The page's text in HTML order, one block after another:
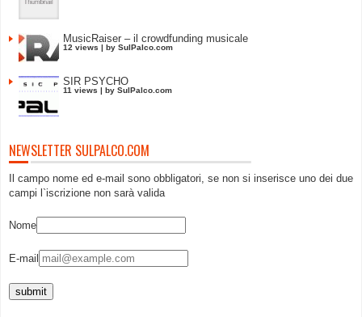
MusicRaiser – il crowdfunding musicale
12 views | by SulPalco.com
SIR PSYCHO
11 views | by SulPalco.com
NEWSLETTER SULPALCO.COM
Il campo nome ed e-mail sono obbligatori, se non si inserisce uno dei due
campi l`iscrizione non sarà valida
Nome
E-mail